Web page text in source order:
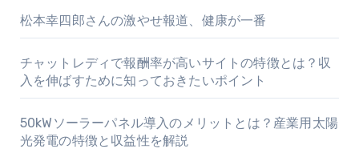
松本幸四郎さんの激やせ報道、健康が一番
チャットレディで報酬率が高いサイトの特徴とは？収
入を伸ばすために知っておきたいポイント
50kWソーラーパネル導入のメリットとは？産業用太陽
光発電の特徴と収益性を解説